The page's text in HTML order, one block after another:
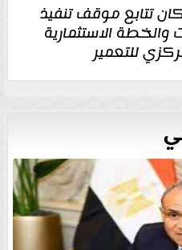
تتابع موقف تنفيذ
والخطة الاستثمارية
للتعمير